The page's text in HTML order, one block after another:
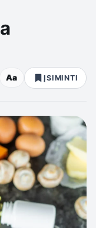
Aa ĮSIMINTI